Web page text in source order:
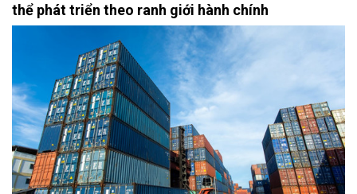
thể phát triển theo ranh giới hành chính